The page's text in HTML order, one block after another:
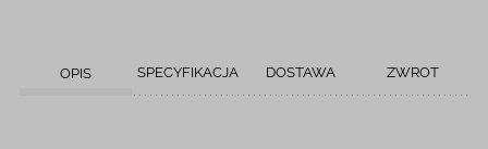
OPIS SPECYFIKACJA DOSTAWA ZWROT